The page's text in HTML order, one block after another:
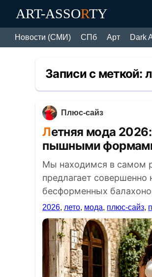
ART-ASSORTY
Новости (СМИ) СПб Арт Dark
Записи с меткой:
Плюс-сайз
Летняя мода 2026: базовый гардероб одежды для женщин с
пышными
Мы находимся в самом
предлагает совершенно
бесформенных
2026, лето, мода, плюс-сайз,